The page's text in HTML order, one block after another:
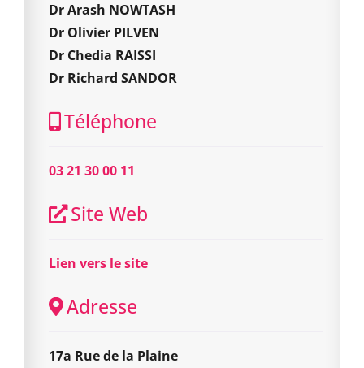
Dr Arash NOWTASH
Dr Olivier PILVEN
Dr Chedia RAISSI
Dr Richard SANDOR
Téléphone
03 21 30 00 11
Site Web
Lien vers le site
Adresse
17a Rue de la Plaine